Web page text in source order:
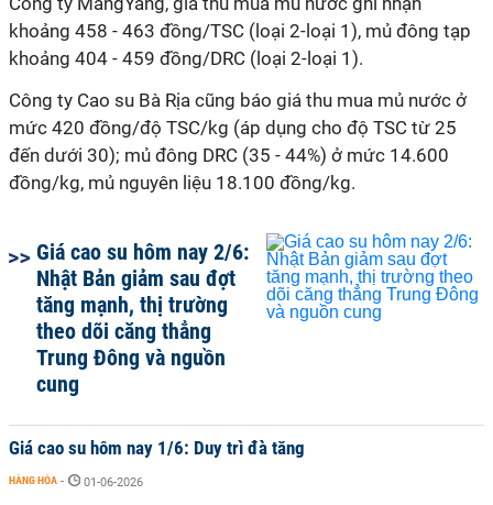
khoảng 458 - 463 đồng/TSC (loại 2-loại 1), mủ đông tạp
khoảng 404 - 459 đồng/DRC (loại 2-loại 1).
Công ty Cao su Bà Rịa cũng báo giá thu mua mủ nước ở
mức 420 đồng/độ TSC/kg (áp dụng cho độ TSC từ 25
đến dưới 30); mủ đông DRC (35 - 44%) ở mức 14.600
đồng/kg, mủ nguyên liệu 18.100 đồng/kg.
Giá cao su hôm nay 2/6:
Nhật Bản giảm sau đợt
tăng mạnh, thị trường
theo dõi căng thẳng
Trung Đông và nguồn
cung
Giá cao su hôm nay 1/6: Duy trì đà tăng
HÀNG HÓA - 01-06-2026